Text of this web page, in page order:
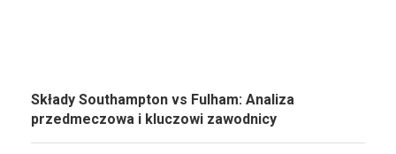
Składy Southampton vs Fulham: Analiza
przedmeczowa i kluczowi zawodnicy